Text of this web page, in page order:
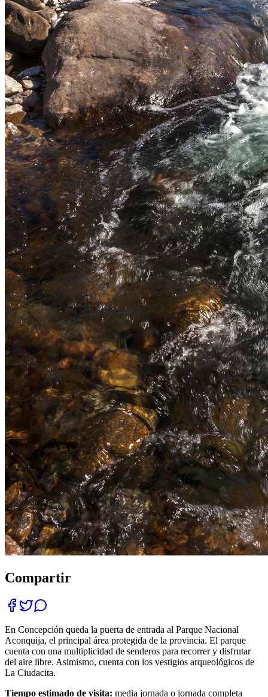
Compartir
En Concepción queda la puerta de entrada al Parque Nacional
Aconquija, el principal área protegida de la provincia. El parque
cuenta con una multiplicidad de senderos para recorrer y disfrutar
del aire libre. Asimismo, cuenta con los vestigios arqueológicos de
La Ciudacita.
Tiempo estimado de visita: media jornada o jornada completa